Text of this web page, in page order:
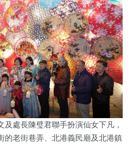
及處長陳璧君聯手扮演仙女下凡，
的老街巷弄、北港義民廟及北港鎮